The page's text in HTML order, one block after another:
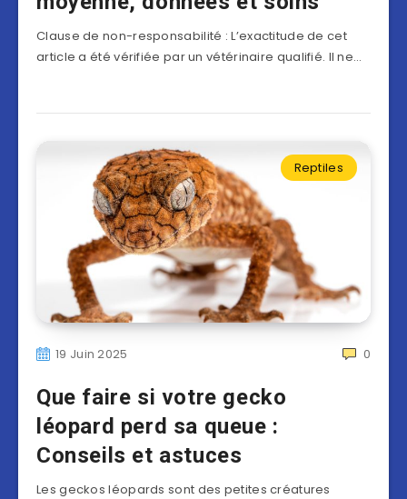
Clause de non-responsabilité : L’exactitude de cet
article a été vérifiée par un vétérinaire qualifié. Il ne…
Reptiles
19 Juin 2025 0
Que faire si votre gecko
léopard perd sa queue :
Conseils et astuces
Les geckos léopards sont des petites créatures